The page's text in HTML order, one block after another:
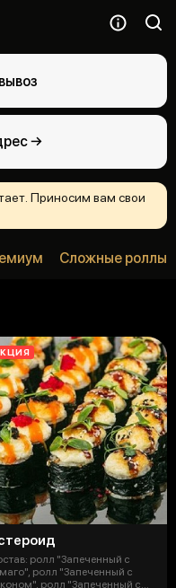
→
Приносим вам свои
Сложные роллы
ролл "Запеченный с
ролл "Запеченный с
ролл "Запеченный с